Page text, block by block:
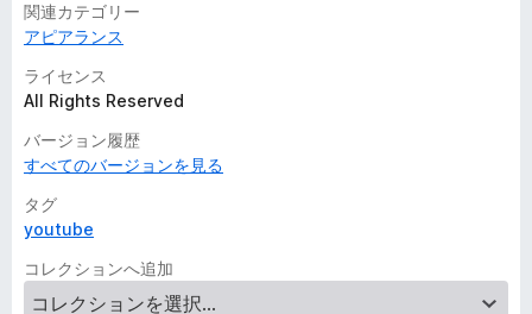
関連カテゴリー
アピアランス
ライセンス
All Rights Reserved
バージョン履歴
すべてのバージョンを見る
タグ
youtube
コレクションへ追加